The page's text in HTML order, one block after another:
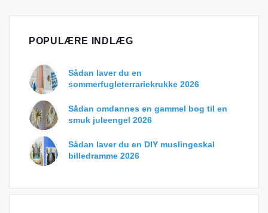
POPULÆRE INDLÆG
Sådan laver du en
sommerfugleterrariekrukke 2026
Sådan omdannes en gammel bog til en
smuk juleengel 2026
Sådan laver du en DIY muslingeskal
billedramme 2026